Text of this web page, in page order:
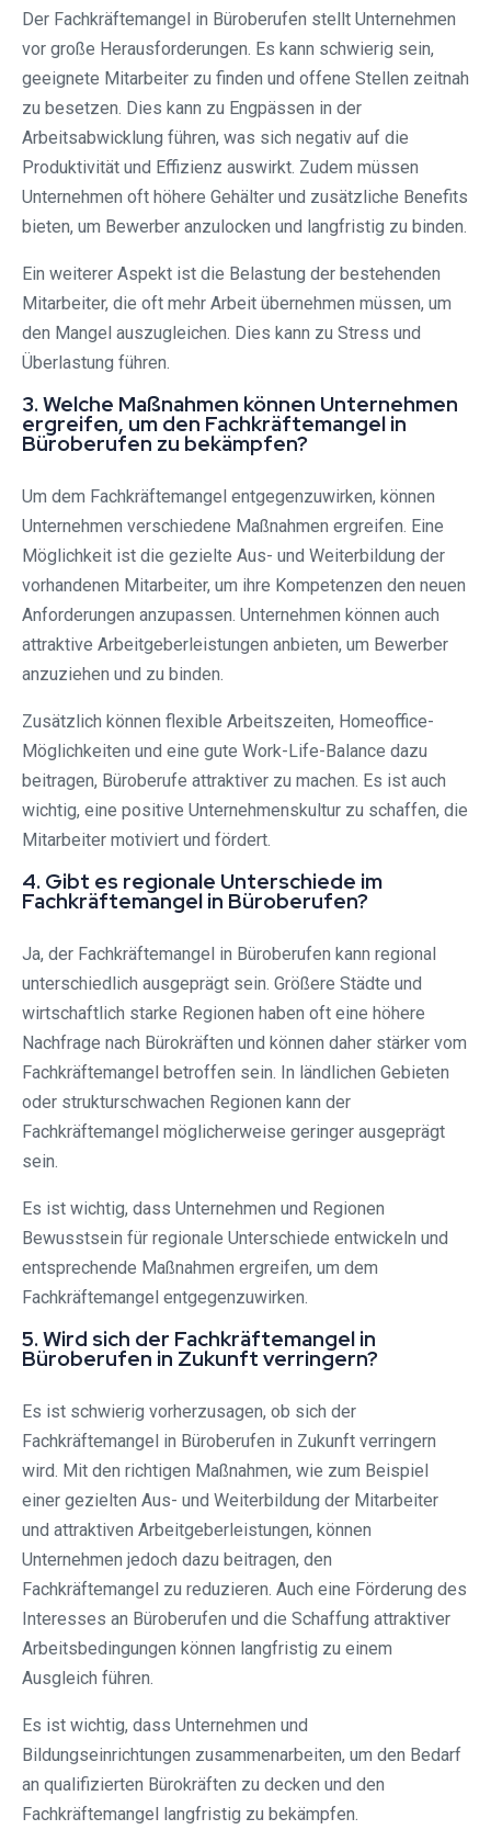
Der Fachkräftemangel in Büroberufen stellt Unternehmen
vor große Herausforderungen. Es kann schwierig sein,
geeignete Mitarbeiter zu finden und offene Stellen zeitnah
zu besetzen. Dies kann zu Engpässen in der
Arbeitsabwicklung führen, was sich negativ auf die
Produktivität und Effizienz auswirkt. Zudem müssen
Unternehmen oft höhere Gehälter und zusätzliche Benefits
bieten, um Bewerber anzulocken und langfristig zu binden.
Ein weiterer Aspekt ist die Belastung der bestehenden
Mitarbeiter, die oft mehr Arbeit übernehmen müssen, um
den Mangel auszugleichen. Dies kann zu Stress und
Überlastung führen.
3. Welche Maßnahmen können Unternehmen
ergreifen, um den Fachkräftemangel in
Büroberufen zu bekämpfen?
Um dem Fachkräftemangel entgegenzuwirken, können
Unternehmen verschiedene Maßnahmen ergreifen. Eine
Möglichkeit ist die gezielte Aus- und Weiterbildung der
vorhandenen Mitarbeiter, um ihre Kompetenzen den neuen
Anforderungen anzupassen. Unternehmen können auch
attraktive Arbeitgeberleistungen anbieten, um Bewerber
anzuziehen und zu binden.
Zusätzlich können flexible Arbeitszeiten, Homeoffice-
Möglichkeiten und eine gute Work-Life-Balance dazu
beitragen, Büroberufe attraktiver zu machen. Es ist auch
wichtig, eine positive Unternehmenskultur zu schaffen, die
Mitarbeiter motiviert und fördert.
4. Gibt es regionale Unterschiede im
Fachkräftemangel in Büroberufen?
Ja, der Fachkräftemangel in Büroberufen kann regional
unterschiedlich ausgeprägt sein. Größere Städte und
wirtschaftlich starke Regionen haben oft eine höhere
Nachfrage nach Bürokräften und können daher stärker vom
Fachkräftemangel betroffen sein. In ländlichen Gebieten
oder strukturschwachen Regionen kann der
Fachkräftemangel möglicherweise geringer ausgeprägt
sein.
Es ist wichtig, dass Unternehmen und Regionen
Bewusstsein für regionale Unterschiede entwickeln und
entsprechende Maßnahmen ergreifen, um dem
Fachkräftemangel entgegenzuwirken.
5. Wird sich der Fachkräftemangel in
Büroberufen in Zukunft verringern?
Es ist schwierig vorherzusagen, ob sich der
Fachkräftemangel in Büroberufen in Zukunft verringern
wird. Mit den richtigen Maßnahmen, wie zum Beispiel
einer gezielten Aus- und Weiterbildung der Mitarbeiter
und attraktiven Arbeitgeberleistungen, können
Unternehmen jedoch dazu beitragen, den
Fachkräftemangel zu reduzieren. Auch eine Förderung des
Interesses an Büroberufen und die Schaffung attraktiver
Arbeitsbedingungen können langfristig zu einem
Ausgleich führen.
Es ist wichtig, dass Unternehmen und
Bildungseinrichtungen zusammenarbeiten, um den Bedarf
an qualifizierten Bürokräften zu decken und den
Fachkräftemangel langfristig zu bekämpfen.